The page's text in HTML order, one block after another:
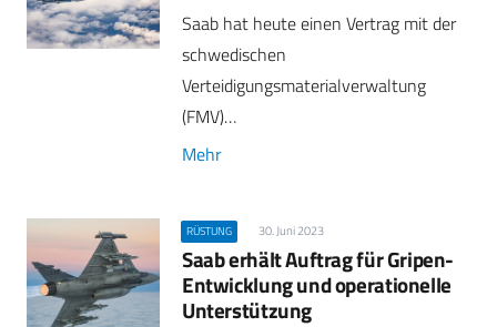
Saab hat heute einen Vertrag mit der
schwedischen
Verteidigungsmaterialverwaltung
(FMV)…
Mehr
RÜSTUNG 30. Juni 2023
Saab erhält Auftrag für Gripen-
Entwicklung und operationelle
Unterstützung